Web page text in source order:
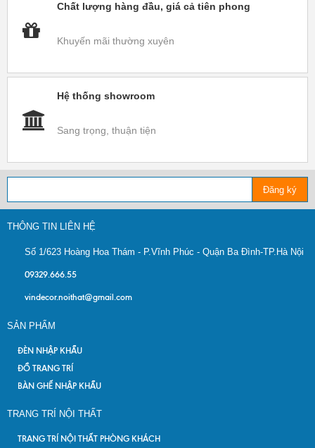
Chất lượng hàng đầu, giá cả tiên phong
Khuyến mãi thường xuyên
Hệ thống showroom
Sang trọng, thuận tiện
Đăng ký
THÔNG TIN LIÊN HỆ
Số 1/623 Hoàng Hoa Thám - P.Vĩnh Phúc - Quận Ba Đình-TP.Hà Nội
09329.666.55
vindecor.noithat@gmail.com
SẢN PHẨM
ĐÈN NHẬP KHẨU
ĐỒ TRANG TRÍ
BÀN GHẾ NHẬP KHẨU
TRANG TRÍ NỘI THẤT
TRANG TRÍ NỘI THẤT PHÒNG KHÁCH